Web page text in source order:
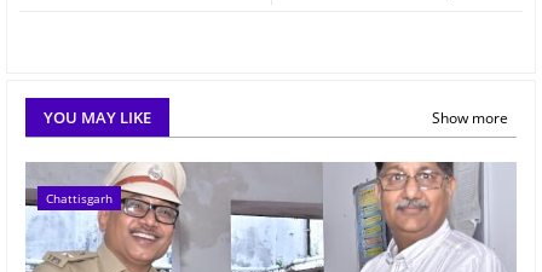
YOU MAY LIKE Show more
Chattisgarh